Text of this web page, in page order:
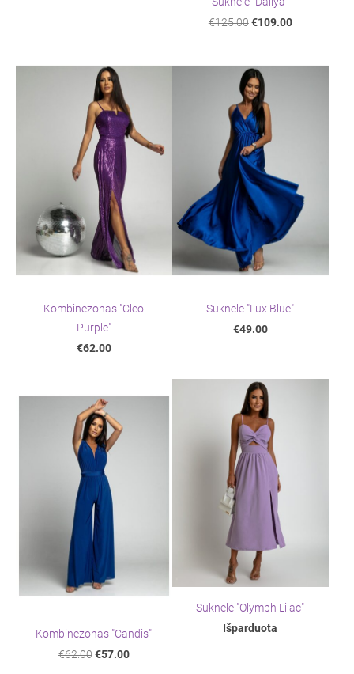
€125.00€109.00
Kombinezonas "Cleo
Purple"
€62.00
Suknelė "Lux Blue"
€49.00
Kombinezonas "Candis"
€62.00€57.00
Suknelė "Olymph Lilac"
Išparduota